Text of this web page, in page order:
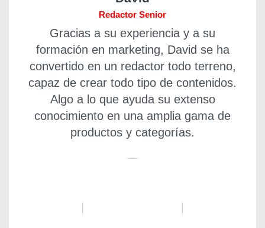
Redactor Senior
Gracias a su experiencia y a su
formación en marketing, David se ha
convertido en un redactor todo terreno,
capaz de crear todo tipo de contenidos.
Algo a lo que ayuda su extenso
conocimiento en una amplia gama de
productos y categorías.